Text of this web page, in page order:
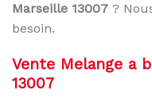
Marseille 13007 ?
besoin.
Vente Melange a
13007